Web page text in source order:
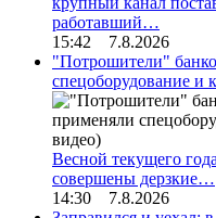
работавший…
15:42 7.8.2026
"Потрошители"
спецоборудование и
Весной текущего
совершены дерзкие…
14:30 7.8.2026